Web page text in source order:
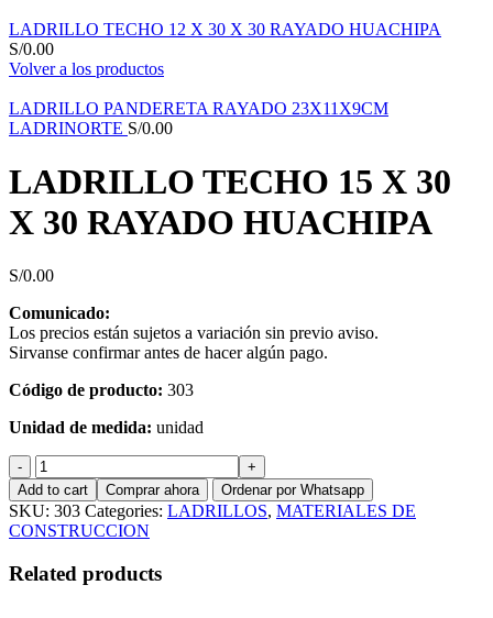
LADRILLO TECHO 12 X 30 X 30 RAYADO HUACHIPA
S/0.00
Volver a los productos
LADRILLO PANDERETA RAYADO 23X11X9CM
LADRINORTE S/0.00
LADRILLO TECHO 15 X 30
X 30 RAYADO HUACHIPA
S/0.00
Comunicado:
Los precios están sujetos a variación sin previo aviso.
Sirvanse confirmar antes de hacer algún pago.
Código de producto: 303
Unidad de medida: unidad
LADRILLO
TECHO
15
X
30
X
30
Add to cart Comprar ahora Ordenar por Whatsapp
SKU: 303 Categories: LADRILLOS, MATERIALES DE
CONSTRUCCION
Related products